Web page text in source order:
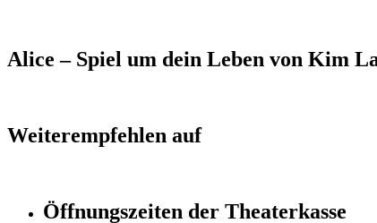
Alice – Spiel um dein Leben von Kim
Weiterempfehlen auf
Öffnungszeiten der Theaterkasse